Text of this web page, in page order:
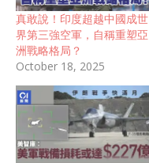
真敢說！印度超越中國成世
界第三強空軍，自稱重塑亞
洲戰略格局？
October 18, 2025